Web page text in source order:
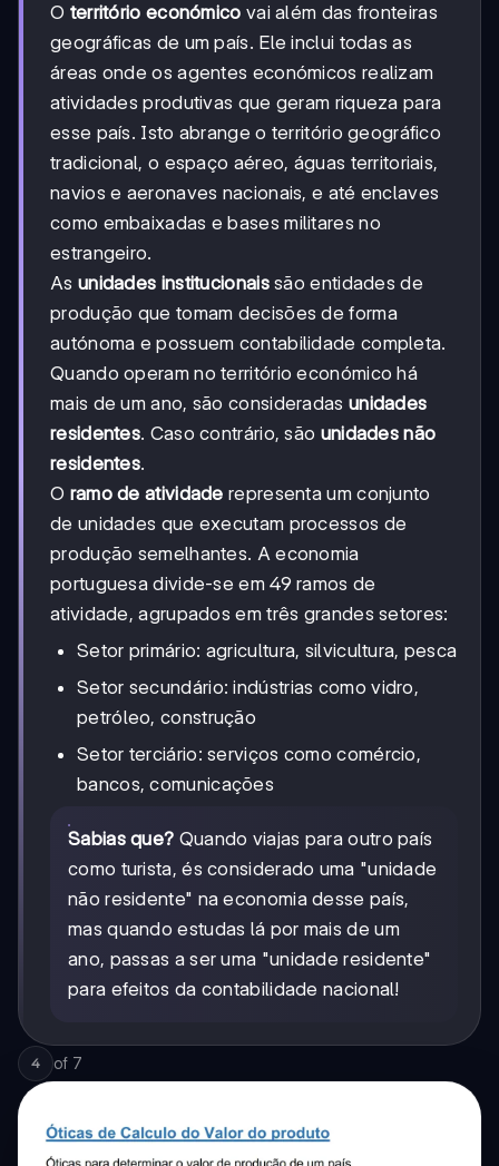
O território económico vai além das fronteiras
geográficas de um país. Ele inclui todas as
áreas onde os agentes económicos realizam
atividades produtivas que geram riqueza para
esse país. Isto abrange o território geográfico
tradicional, o espaço aéreo, águas territoriais,
navios e aeronaves nacionais, e até enclaves
como embaixadas e bases militares no
estrangeiro.
As unidades institucionaissão entidades de
produção que tomam decisões de forma
autónoma e possuem contabilidade completa.
Quando operam no território económico há
mais de um ano, são consideradas unidades
residentes. Caso contrário, são unidades não
residentes.
O ramo de atividade representa um conjunto
de unidades que executam processos de
produção semelhantes. A economia
portuguesa divide-se em 49 ramos de
atividade, agrupados em três grandes setores:
Setor primário: agricultura, silvicultura, pesca
Setor secundário: indústrias como vidro,
petróleo, construção
Setor terciário: serviços como comércio,
bancos, comunicações
Sabias que? Quando viajas para outro país
como turista, és considerado uma "unidade
não residente" na economia desse país,
mas quando estudas lá por mais de um
ano, passas a ser uma "unidade residente"
para efeitos da contabilidade nacional!
4 of 7